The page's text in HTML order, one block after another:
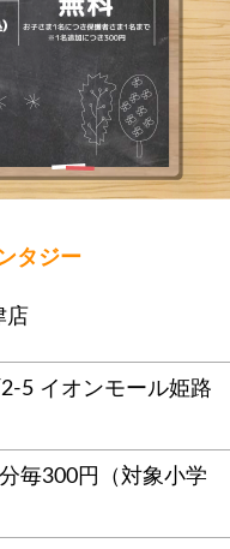
タジー
店
5 イオンモール姫路
毎300円（対象小学